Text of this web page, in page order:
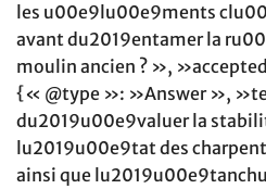
les u00e9lu00e9ments
avant du2019entamer la
moulin ancien ? »,
{« @type »: »Answer »,
du2019u00e9valuer la
lu2019u00e9tat des
ainsi que